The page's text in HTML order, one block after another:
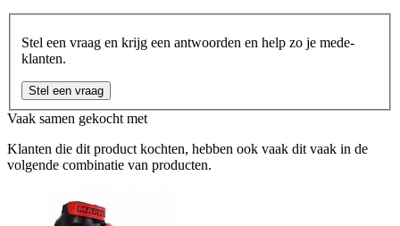
Stel een vraag en krijg een antwoorden en help zo je mede-
klanten.
Stel een vraag
Vaak samen gekocht met
Klanten die dit product kochten, hebben ook vaak dit vaak in de
volgende combinatie van producten.